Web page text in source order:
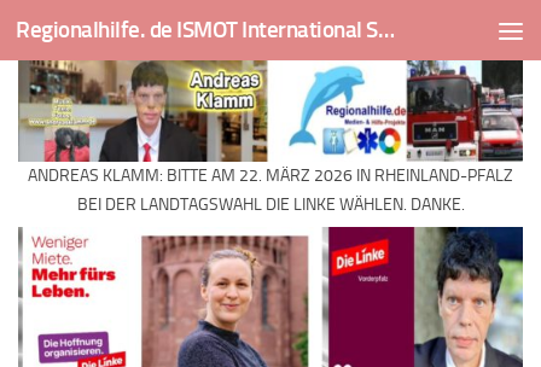
Skip to content Regionalhilfe. de ISMOT International Social And Medical Outreach Team
ANDREAS KLAMM: BITTE AM 22. MÄRZ 2026 IN RHEINLAND-PFALZ
BEI DER LANDTAGSWAHL DIE LINKE WÄHLEN. DANKE.